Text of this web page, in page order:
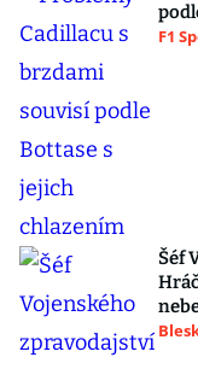
F1
Šéf